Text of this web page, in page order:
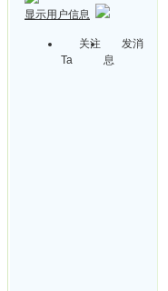
显示用户信息
关注
Ta
发消
息